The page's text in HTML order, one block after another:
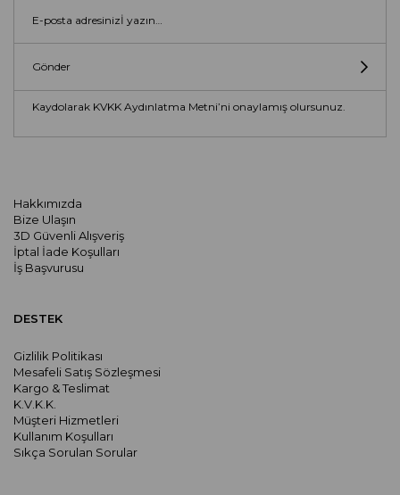
Hakkımızda
Bize Ulaşın
3D Güvenli Alışveriş
İptal İade Koşulları
İş Başvurusu
Gönder
Kaydolarak KVKK Aydınlatma Metni’ni onaylamış olursunuz.
DESTEK
Gizlilik Politikası
Mesafeli Satış Sözleşmesi
Kargo & Teslimat
K.V.K.K.
Müşteri Hizmetleri
Kullanım Koşulları
Sıkça Sorulan Sorular